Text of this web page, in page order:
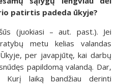
patirtis padeda ūkyje?
(juokiasi – aut. past.). Jei
metu kelias valandas
per javapjūtę, kai darbų
papildomą valandą. Dar,
Kurį laiką bandžiau derinti